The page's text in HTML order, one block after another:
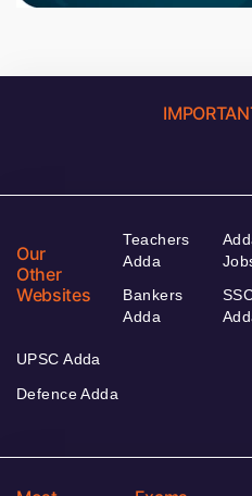
Our
Other
Websites
Teachers
Adda
Bankers
Adda
UPSC Adda
Defence Adda